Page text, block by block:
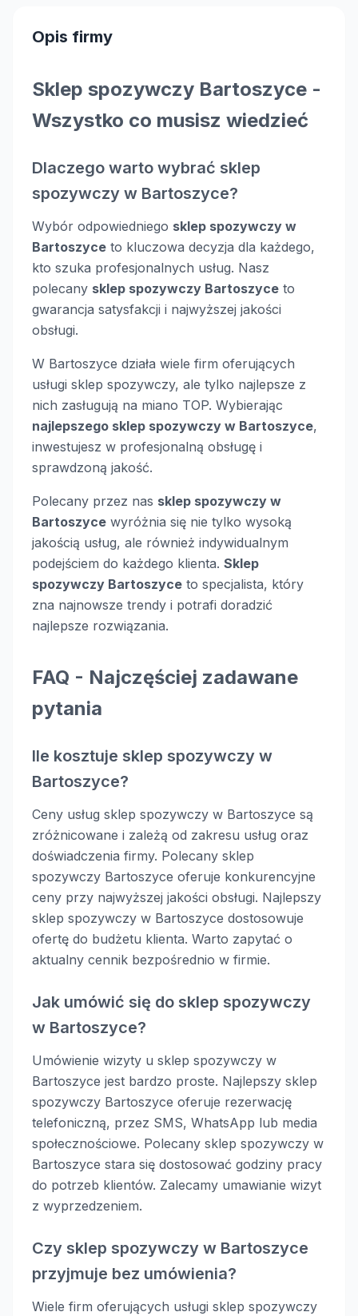
Opis firmy
Sklep spozywczy Bartoszyce -
Wszystko co musisz wiedzieć
Dlaczego warto wybrać sklep
spozywczy w Bartoszyce?
Wybór odpowiedniego sklep spozywczy w
Bartoszyce to kluczowa decyzja dla każdego,
kto szuka profesjonalnych usług. Nasz
polecany sklep spozywczy Bartoszyce to
gwarancja satysfakcji i najwyższej jakości
obsługi.
W Bartoszyce działa wiele firm oferujących
usługi sklep spozywczy, ale tylko najlepsze z
nich zasługują na miano TOP. Wybierając
najlepszego sklep spozywczy w Bartoszyce,
inwestujesz w profesjonalną obsługę i
sprawdzoną jakość.
Polecany przez nas sklep spozywczy w
Bartoszyce wyróżnia się nie tylko wysoką
jakością usług, ale również indywidualnym
podejściem do każdego klienta. Sklep
spozywczy Bartoszyce to specjalista, który
zna najnowsze trendy i potrafi doradzić
najlepsze rozwiązania.
FAQ - Najczęściej zadawane
pytania
Ile kosztuje sklep spozywczy w
Bartoszyce?
Ceny usług sklep spozywczy w Bartoszyce są
zróżnicowane i zależą od zakresu usług oraz
doświadczenia firmy. Polecany sklep
spozywczy Bartoszyce oferuje konkurencyjne
ceny przy najwyższej jakości obsługi. Najlepszy
sklep spozywczy w Bartoszyce dostosowuje
ofertę do budżetu klienta. Warto zapytać o
aktualny cennik bezpośrednio w firmie.
Jak umówić się do sklep spozywczy
w Bartoszyce?
Umówienie wizyty u sklep spozywczy w
Bartoszyce jest bardzo proste. Najlepszy sklep
spozywczy Bartoszyce oferuje rezerwację
telefoniczną, przez SMS, WhatsApp lub media
społecznościowe. Polecany sklep spozywczy w
Bartoszyce stara się dostosować godziny pracy
do potrzeb klientów. Zalecamy umawianie wizyt
z wyprzedzeniem.
Czy sklep spozywczy w Bartoszyce
przyjmuje bez umówienia?
Wiele firm oferujących usługi sklep spozywczy